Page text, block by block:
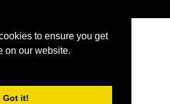
to ensure you get
on our website.
Got it!